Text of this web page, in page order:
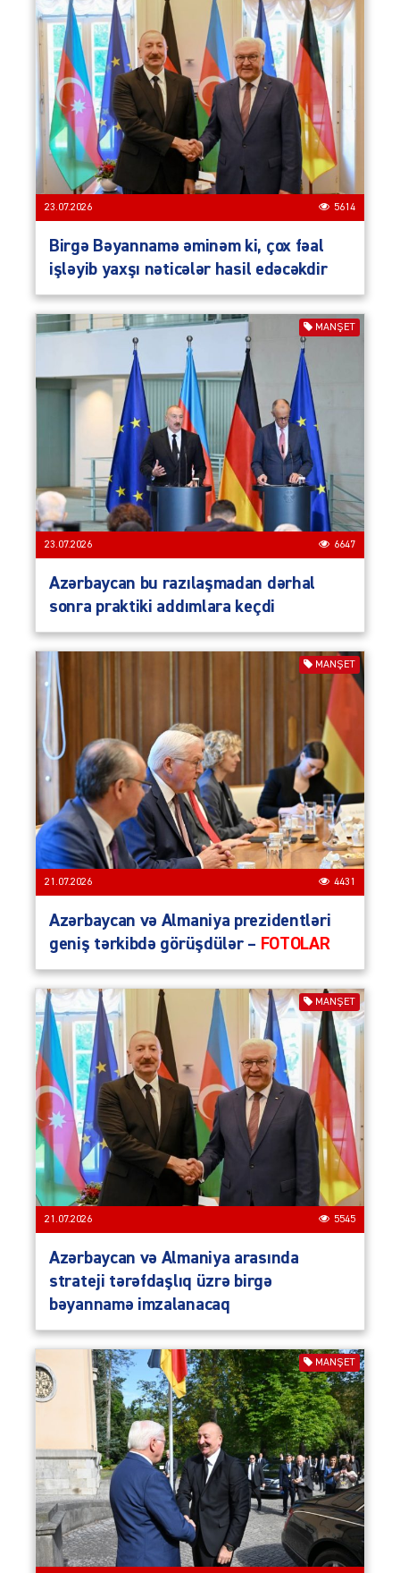
23.07.2026 5614
Birgə Bəyannamə əminəm ki, çox fəal
işləyib yaxşı nəticələr hasil edəcəkdir
MANŞET
23.07.2026 6647
Azərbaycan bu razılaşmadan dərhal
sonra praktiki addımlara keçdi
MANŞET
21.07.2026 4431
Azərbaycan və Almaniya prezidentləri
geniş tərkibdə görüşdülər – FOTOLAR
MANŞET
21.07.2026 5545
Azərbaycan və Almaniya arasında
strateji tərəfdaşlıq üzrə birgə
bəyannamə imzalanacaq
MANŞET